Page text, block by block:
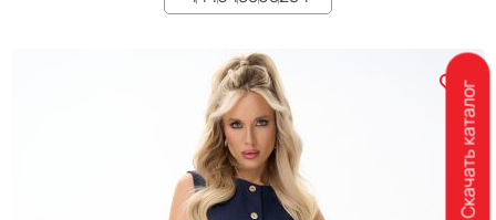
Скачать каталог